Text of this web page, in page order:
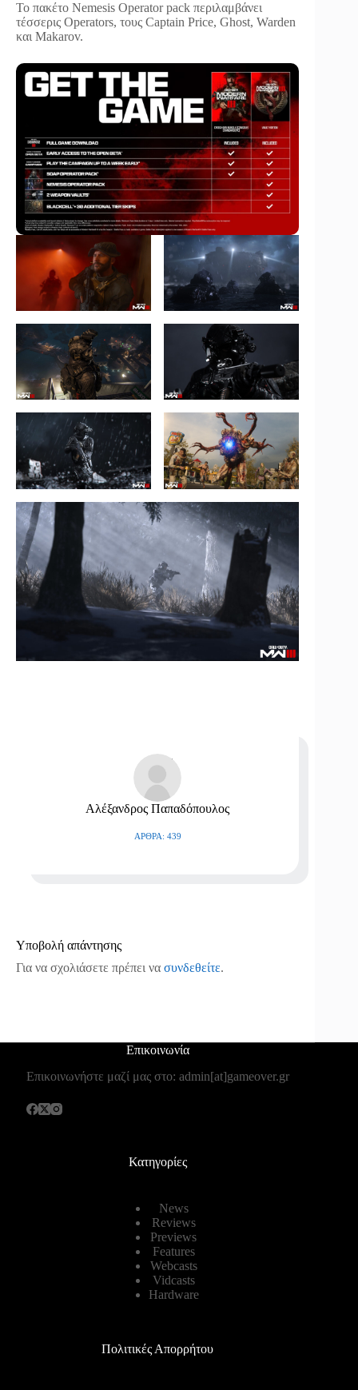
Το πακέτο Nemesis Operator pack περιλαμβάνει
τέσσερις Operators, τους Captain Price, Ghost, Warden
και Makarov.
Αλέξανδρος Παπαδόπουλος
ΆΡΘΡΑ: 439
Υποβολή απάντησης
Για να σχολιάσετε πρέπει να συνδεθείτε.
Επικοινωνία
Επικοινωνήστε μαζί μας στο: admin[at]gameover.gr
Κατηγορίες
News
Reviews
Previews
Features
Webcasts
Vidcasts
Hardware
Πολιτικές Απορρήτου